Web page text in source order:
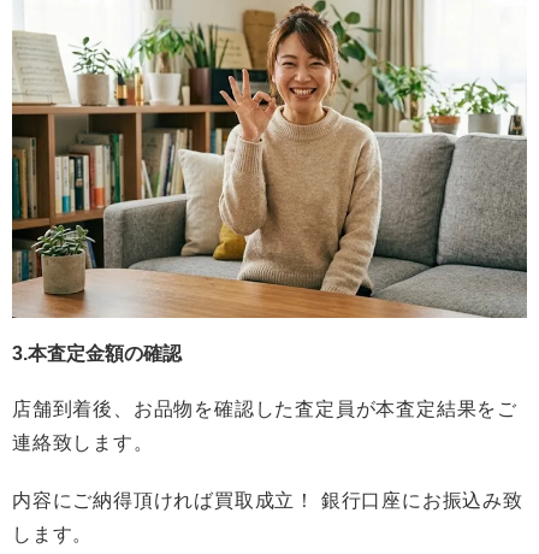
3.本査定金額の確認
店舗到着後、お品物を確認した査定員が本査定結果をご
連絡致します。
内容にご納得頂ければ買取成立！ 銀行口座にお振込み致
します。